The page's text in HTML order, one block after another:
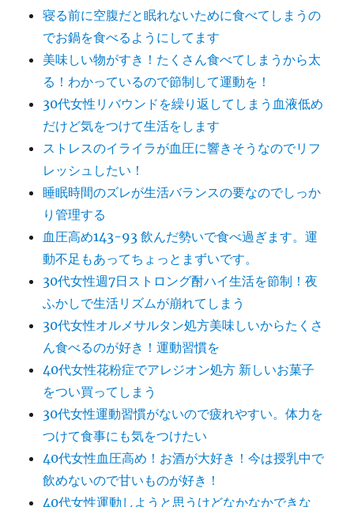
寝る前に空腹だと眠れないために食べてしまうの
でお鍋を食べるようにしてます
美味しい物がすき！たくさん食べてしまうから太
る！わかっているので節制して運動を！
30代女性リバウンドを繰り返してしまう血液低め
だけど気をつけて生活をします
ストレスのイライラが血圧に響きそうなのでリフ
レッシュしたい！
睡眠時間のズレが生活バランスの要なのでしっか
り管理する
血圧高め143-93 飲んだ勢いで食べ過ぎます。運
動不足もあってちょっとまずいです。
30代女性週7日ストロング酎ハイ生活を節制！夜
ふかしで生活リズムが崩れてしまう
30代女性オルメサルタン処方美味しいからたくさ
ん食べるのが好き！運動習慣を
40代女性花粉症でアレジオン処方 新しいお菓子
をつい買ってしまう
30代女性運動習慣がないので疲れやすい。体力を
つけて食事にも気をつけたい
40代女性血圧高め！お酒が大好き！今は授乳中で
飲めないので甘いものが好き！
40代女性運動しようと思うけどなかなかできな